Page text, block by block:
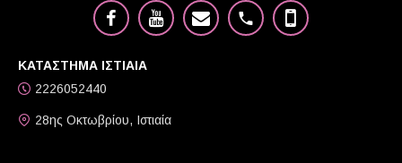
ΚΑΤΑΣΤΗΜΑ ΙΣΤΙΑΙΑ
2226052440
28ης Οκτωβρίου, Ιστιαία